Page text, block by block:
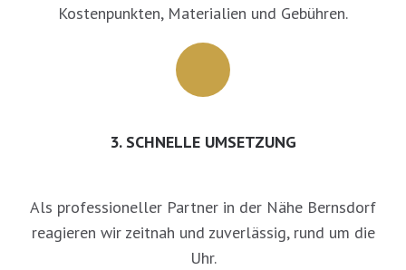
Kostenpunkten, Materialien und Gebühren.
3. SCHNELLE UMSETZUNG
Als professioneller Partner in der Nähe Bernsdorf
reagieren wir zeitnah und zuverlässig, rund um die
Uhr.